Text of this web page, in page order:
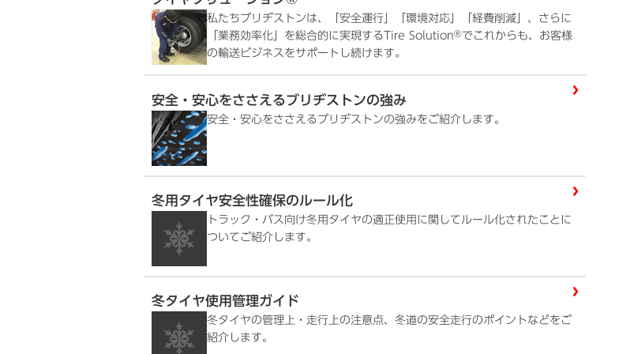
私たちブリヂストンは、「安全運行」「環境対応」「経費削減」、さらに
「業務効率化」を総合的に実現するTire Solution®でこれからも、お客様
の輸送ビジネスをサポートし続けます。
安全・安心をささえるブリヂストンの強み
安全・安心をささえるブリヂストンの強みをご紹介します。
冬用タイヤ安全性確保のルール化
トラック・バス向け冬用タイヤの適正使用に関してルール化されたことに
ついてご紹介します。
冬タイヤ使用管理ガイド
冬タイヤの管理上・走行上の注意点、冬道の安全走行のポイントなどをご
紹介します。